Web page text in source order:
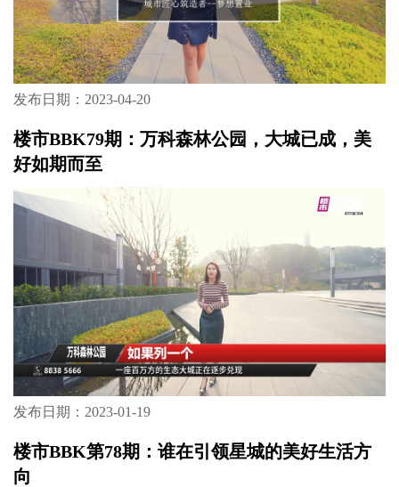
发布日期：2023-04-20
楼市BBK79期：万科森林公园，大城已成，美
好如期而至
发布日期：2023-01-19
楼市BBK第78期：谁在引领星城的美好生活方
向